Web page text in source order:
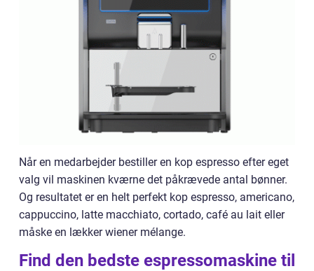
Når en medarbejder bestiller en kop espresso efter eget
valg vil maskinen kværne det påkrævede antal bønner.
Og resultatet er en helt perfekt kop espresso, americano,
cappuccino, latte macchiato, cortado, café au lait eller
måske en lækker wiener mélange.
Find den bedste espressomaskine til